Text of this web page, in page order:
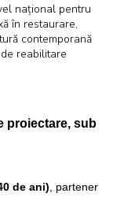
național pentru
în restaurare,
contemporană
reabilitare
proiectare, sub
de ani) , partener